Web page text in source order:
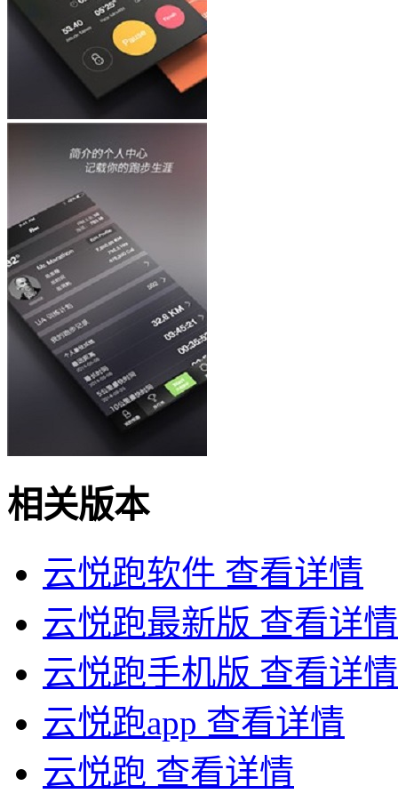
相关版本
云悦跑软件 查看详情
云悦跑最新版 查看详情
云悦跑手机版 查看详情
云悦跑app 查看详情
云悦跑 查看详情